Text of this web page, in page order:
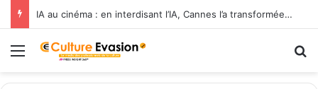
L’ESRA s’associe à la Communication University of China pour former les cinéastes de demain
Menu